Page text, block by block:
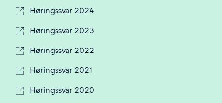
Høringssvar 2024
Høringssvar 2023
Høringssvar 2022
Høringssvar 2021
Høringssvar 2020